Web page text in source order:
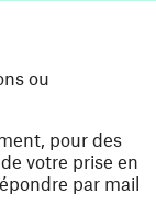
ou
pour des
votre prise en
par mail